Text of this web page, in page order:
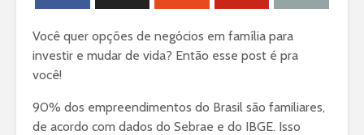
Você quer opções de negócios em família para
investir e mudar de vida? Então esse post é pra
você!
90% dos empreendimentos do Brasil são familiares,
de acordo com dados do Sebrae e do IBGE. Isso